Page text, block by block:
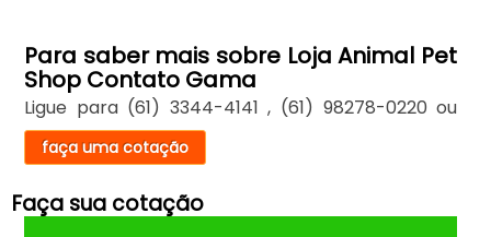
Para saber mais sobre Loja Animal Pet
Shop Contato Gama
Ligue para (61) 3344-4141 , (61) 98278-0220 ou
faça uma cotação
Faça sua cotação